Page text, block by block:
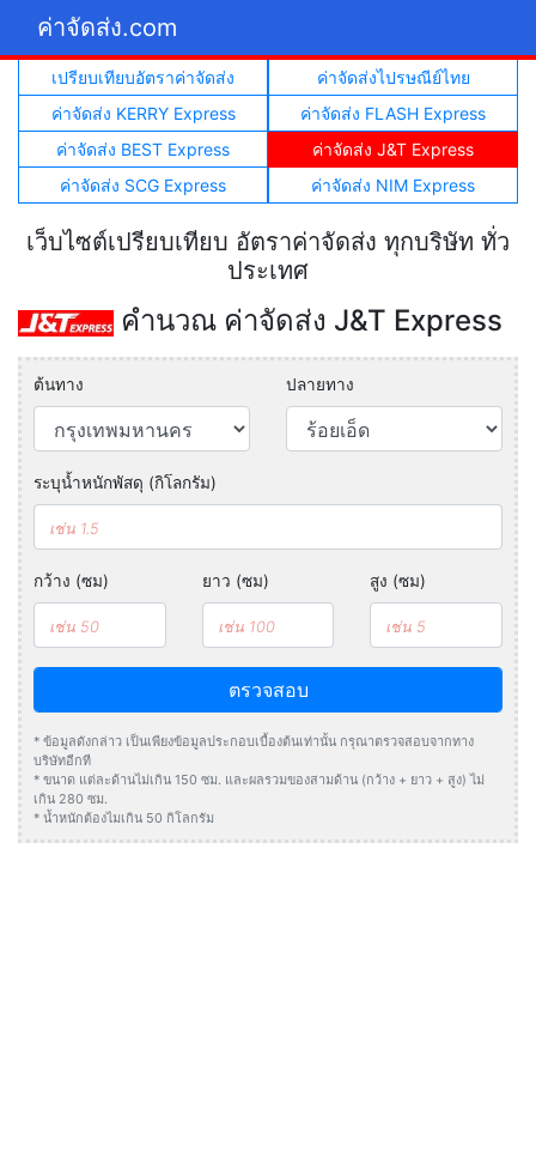
ค่าจัดส่ง.com
เปรียบเทียบอัตราค่าจัดส่ง
ค่าจัดส่งไปรษณีย์ไทย
ค่าจัดส่ง KERRY Express
ค่าจัดส่ง FLASH Express
ค่าจัดส่ง BEST Express
ค่าจัดส่ง J&T Express
ค่าจัดส่ง SCG Express
ค่าจัดส่ง NIM Express
เว็บไซต์เปรียบเทียบ อัตราค่าจัดส่ง ทุกบริษัท ทั่ว
ประเทศ
คำนวณ ค่าจัดส่ง J&T Express
ต้นทาง ปลายทาง
ระบุน้ำหนักพัสดุ (กิโลกรัม)
กว้าง (ซม) ยาว (ซม) สูง (ซม)
ตรวจสอบ
* ข้อมูลดังกล่าว เป็นเพียงข้อมูลประกอบเบื้องต้นเท่านั้น กรุณาตรวจสอบจากทาง
บริษัทอีกที
* ขนาด แต่ละด้านไม่เกิน 150 ซม. และผลรวมของสามด้าน (กว้าง + ยาว + สูง) ไม่
เกิน 280 ซม.
* น้ำหนักต้องไมเกิน 50 กิโลกรัม